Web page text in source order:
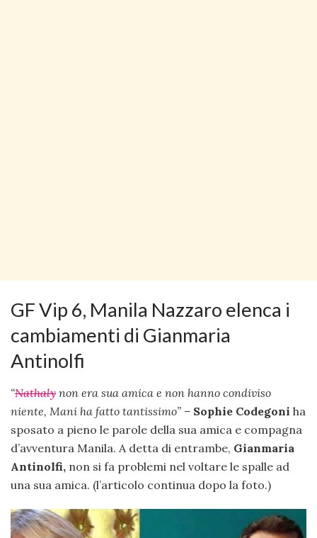
GF Vip 6, Manila Nazzaro elenca i
cambiamenti di Gianmaria
Antinolfi
“Nathaly non era sua amica e non hanno condiviso
niente, Mani ha fatto tantissimo” – Sophie Codegoni ha
sposato a pieno le parole della sua amica e compagna
d’avventura Manila. A detta di entrambe, Gianmaria
Antinolfi, non si fa problemi nel voltare le spalle ad
una sua amica. (l’articolo continua dopo la foto.)